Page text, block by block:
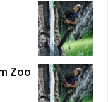
Zoo